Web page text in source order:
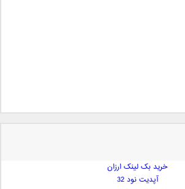
خرید بک لینک ارزان
آپدیت نود 32